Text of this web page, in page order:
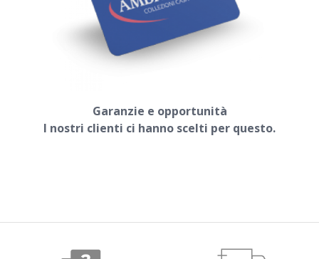
Garanzie e opportunità
I nostri clienti ci hanno scelti per questo.